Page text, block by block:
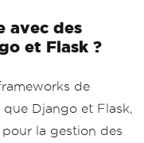
avec des
et Flask ?
de
Django et Flask,
la gestion des